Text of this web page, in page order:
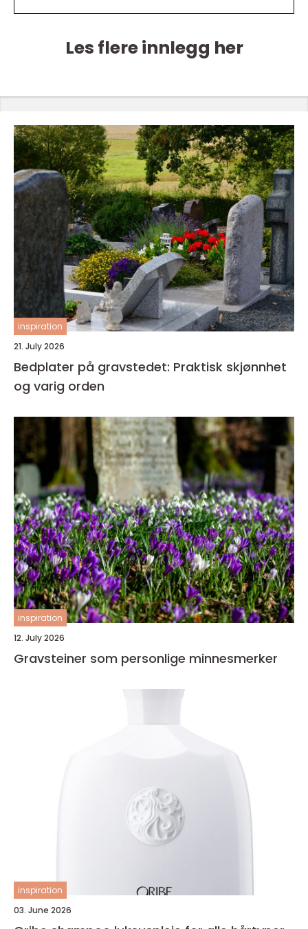
Les flere innlegg her
inspiration
21. July 2026
Bedplater på gravstedet: Praktisk skjønnhet
og varig orden
inspiration
12. July 2026
Gravsteiner som personlige minnesmerker
inspiration
03. June 2026